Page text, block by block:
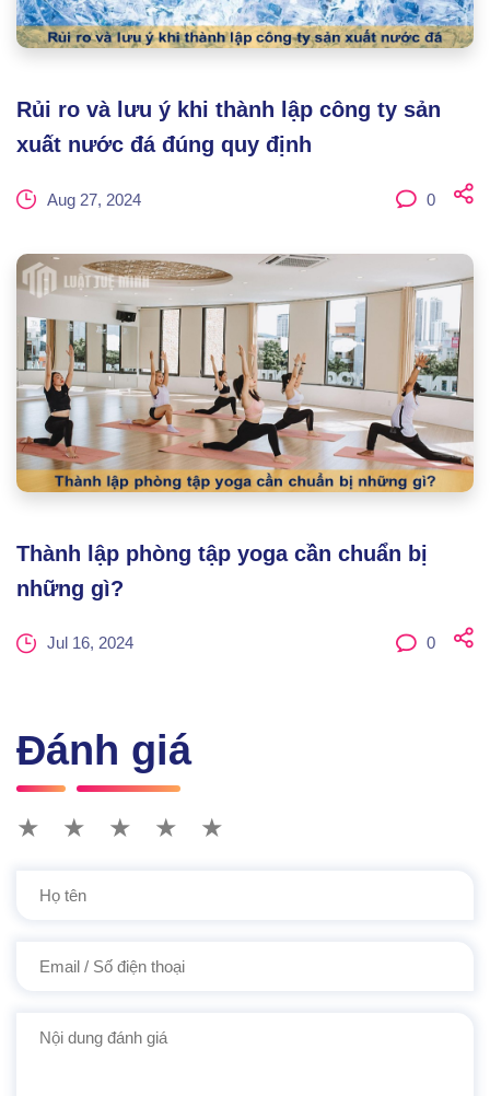
Rủi ro và lưu ý khi thành lập công ty sản
xuất nước đá đúng quy định
Aug 27, 2024 0
Thành lập phòng tập yoga cần chuẩn bị
những gì?
Jul 16, 2024 0
Đánh giá
★ ★ ★ ★ ★